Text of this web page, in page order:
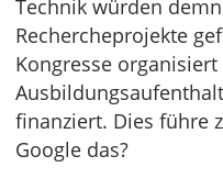
Technik würden
Rechercheprojekte
Kongresse
finanziert. Dies führe
Google das?